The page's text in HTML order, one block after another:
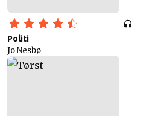
Politi
Jo Nesbø